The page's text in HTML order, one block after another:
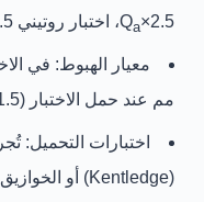
2.5×Q
a ، اختبار روتيني 1.5×Q
معيار الهبوط:
مم عند حمل الاختبار (1.5×Q
اختبارات التحميل:
(Kentledge) أو الخوازيق المرساة (Anchor Piles).